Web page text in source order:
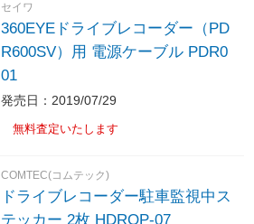
セイワ
360EYEドライブレコーダー（PD
R600SV）用 電源ケーブル PDR0
01
発売日：2019/07/29
無料査定いたします
COMTEC(コムテック)
ドライブレコーダー駐車監視中ス
テッカー 2枚 HDROP-07